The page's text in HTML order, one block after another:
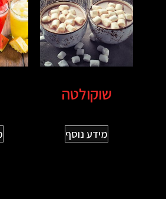
שוקולטה
מידע נוסף